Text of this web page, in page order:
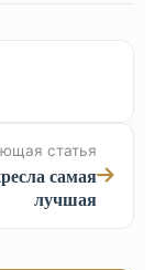
статья
самая
лучшая